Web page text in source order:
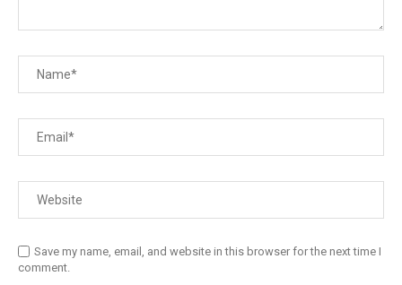
Save my name, email, and website in this browser for the next time I
comment.